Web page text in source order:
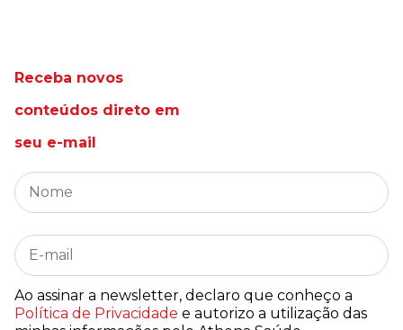
Receba novos
conteúdos direto em
seu e-mail
Ao assinar a newsletter, declaro que conheço a
Política de Privacidade e autorizo a utilização das